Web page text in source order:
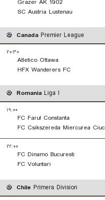
Grazer AK 1902
SC Austria Lustenau
Canada Premier League
۲۰:۳۰
Atletico Ottawa
HFX Wanderers FC
Romania Liga I
۱۹:۰۰
FC Farul Constanta
FC Csikszereda Miercurea Ciuc
۲۲:۰۰
FC Dinamo Bucuresti
FC Voluntari
Chile Primera Division